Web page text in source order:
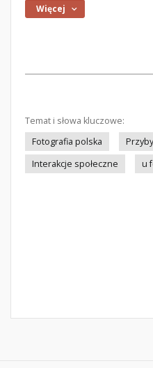
Więcej
Temat i słowa kluczowe:
Fotografia polska
Interakcje społeczne
u